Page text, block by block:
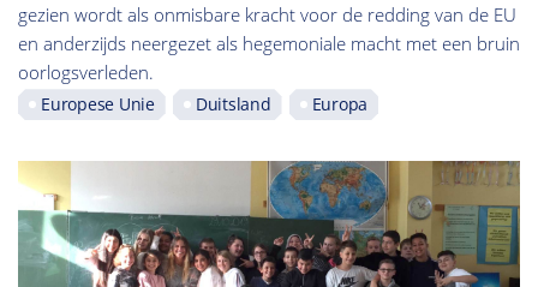
gezien wordt als onmisbare kracht voor de redding van de EU
en anderzijds neergezet als hegemoniale macht met een bruin
oorlogsverleden.
Europese Unie Duitsland Europa